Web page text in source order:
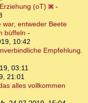
(oT)
-
war, entweder Beete
büffeln -
10:42
Empfehlung.
03:11
21:01
alles vollkommen